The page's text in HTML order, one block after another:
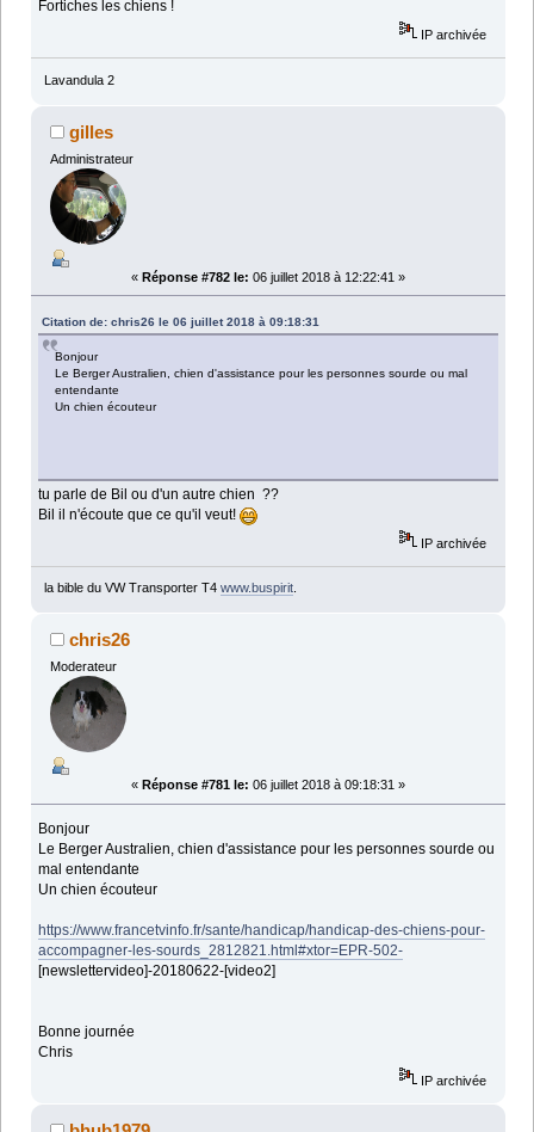
Fortiches les chiens !
IP archivée
Lavandula 2
gilles
Administrateur
« Réponse #782 le: 06 juillet 2018 à 12:22:41 »
Citation de: chris26 le 06 juillet 2018 à 09:18:31
Bonjour
Le Berger Australien, chien d'assistance pour les personnes sourde ou mal
entendante
Un chien écouteur
tu parle de Bil ou d'un autre chien ??
Bil il n'écoute que ce qu'il veut!
IP archivée
la bible du VW Transporter T4 www.buspirit.
chris26
Moderateur
« Réponse #781 le: 06 juillet 2018 à 09:18:31 »
Bonjour
Le Berger Australien, chien d'assistance pour les personnes sourde ou
mal entendante
Un chien écouteur
https://www.francetvinfo.fr/sante/handicap/handicap-des-chiens-pour-
accompagner-les-sourds_2812821.html#xtor=EPR-502-
[newslettervideo]-20180622-[video2]
Bonne journée
Chris
IP archivée